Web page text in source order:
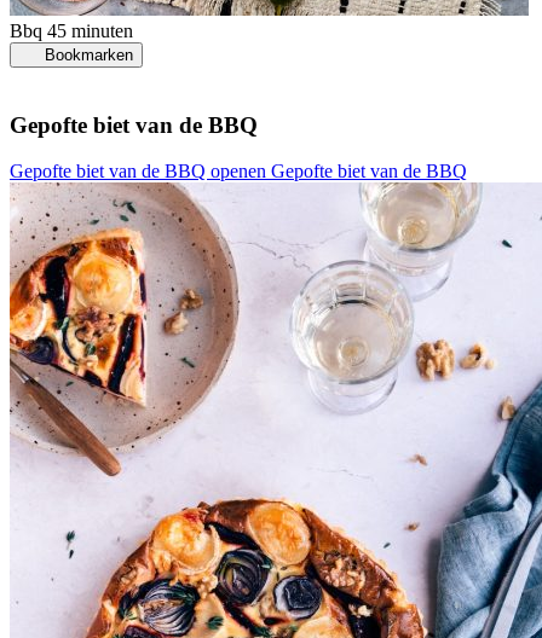
Bbq 45 minuten
Bookmarken
Gepofte biet van de BBQ
Gepofte biet van de BBQ openen Gepofte biet van de BBQ